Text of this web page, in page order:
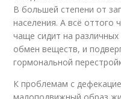
В большей степени от
населения. А всё оттого
чаще сидит на
обмен веществ, и
гормональной
К проблемам с